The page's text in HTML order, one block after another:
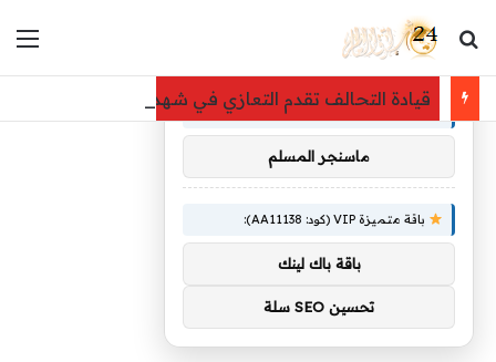
بحث عن
قيادة التحالف تقدم التعازي في شهداء القوات المسلحة
توصيات :
باقة متميزة VIP (كود: AA26790):
ماسنجر المسلم
باقة متميزة VIP (كود: AA11138):
باقة باك لينك
تحسين SEO سلة